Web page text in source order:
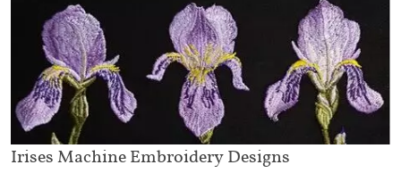
Irises Machine Embroidery Designs